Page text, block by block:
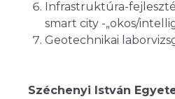
Infrastruktúra-
smart city -„okos/
Geotechnikai
Széchenyi István